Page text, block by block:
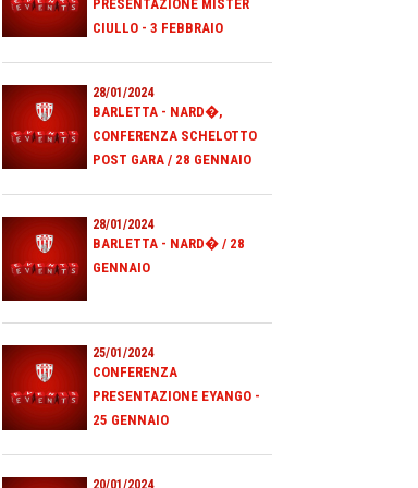
PRESENTAZIONE MISTER
CIULLO - 3 FEBBRAIO
28/01/2024
BARLETTA - NARD�,
CONFERENZA SCHELOTTO
POST GARA / 28 GENNAIO
28/01/2024
BARLETTA - NARD� / 28
GENNAIO
25/01/2024
CONFERENZA
PRESENTAZIONE EYANGO -
25 GENNAIO